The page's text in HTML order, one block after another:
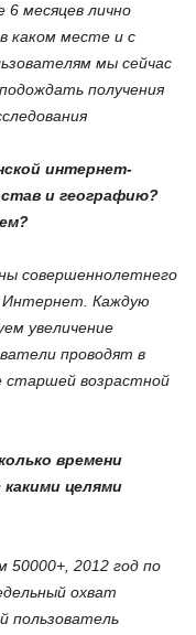
месяцев лично
каком месте и с
мы сейчас
получения
интернет-
и географию?
совершеннолетнего
Интернет. Каждую
увеличение
проводят в
старшей возрастной
времени
целями
50000+, 2012 год по
охват
пользователь